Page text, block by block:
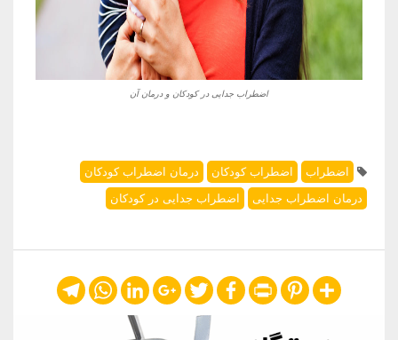
اضطراب جدایی در کودکان و درمان آن
اضطراب اضطراب کودکان
درمان اضطراب کودکان
درمان اضطراب جدایی
اضطراب جدایی در کودکان
Share
Pinterest
Print
Facebook
Twitter
Google+
LinkedIn
WhatsApp
Telegram